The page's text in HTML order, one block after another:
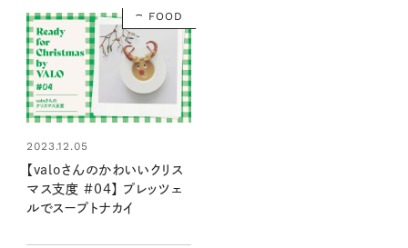
FOOD
2023.12.05
【valoさんのかわいいクリス
マス支度 #04】 プレッツェ
ルでスープトナカイ